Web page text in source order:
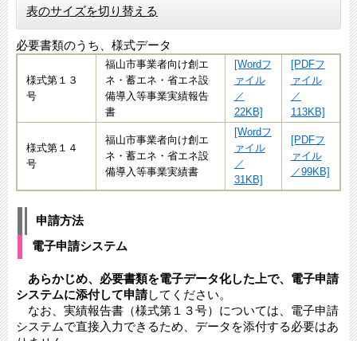
表のサイズを切り替える
必要書類のうち、様式データ
様式第１３
号
福山市事業者向け創エ
ネ・蓄エネ・省エネ設
備導入等事業実績報告
書
[Wordフ
ァイル
／
22KB]
[PDFフ
ァイル
／
113KB]
様式第１４
号
福山市事業者向け創エ
ネ・蓄エネ・省エネ設
備導入等事業実績書
[Wordフ
ァイル
／
31KB]
[PDFフ
ァイル
／99KB]
申請方法
電子申請システム​
あらかじめ、必要書類を電子データ化した上で、電子申請
システムに添付して申請してください。
なお、実績報告書（様式第１３号）​については、電子申請
システムで直接入力できるため、データを添付する必要はあ